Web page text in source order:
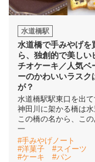
水道橋駅
水道橋で手みやげを
ら、独創的で美しい
チオケーキ／人気ベ
ーのかわいいラスク
が？
水道橋駅駅東口を出て
神田川に架かる橋は水
この橋の名から、この
一
#手みやげノート
#洋菓子
#スイーツ
#ケーキ
#パン